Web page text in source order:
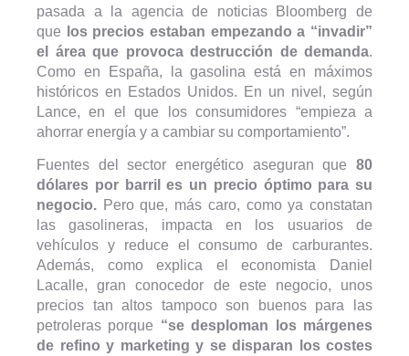
pasada a la agencia de noticias Bloomberg de
que los precios estaban empezando a “invadir”
el área que provoca destrucción de demanda.
Como en España, la gasolina está en máximos
históricos en Estados Unidos. En un nivel, según
Lance, en el que los consumidores “empieza a
ahorrar energía y a cambiar su comportamiento”.
Fuentes del sector energético aseguran que 80
dólares por barril es un precio óptimo para su
negocio. Pero que, más caro, como ya constatan
las gasolineras, impacta en los usuarios de
vehículos y reduce el consumo de carburantes.
Además, como explica el economista Daniel
Lacalle, gran conocedor de este negocio, unos
precios tan altos tampoco son buenos para las
petroleras porque “se desploman los márgenes
de refino y marketing y se disparan los costes